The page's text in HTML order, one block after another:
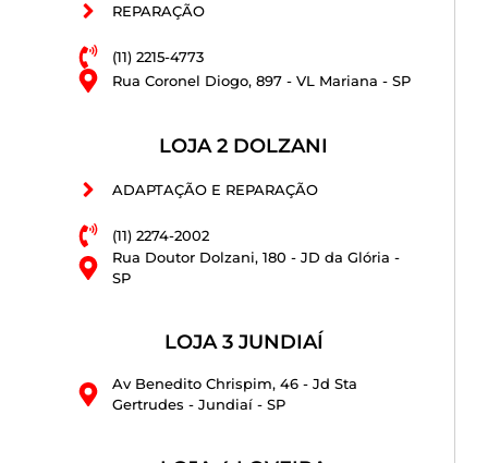
REPARAÇÃO
(11) 2215-4773
Rua Coronel Diogo, 897 - VL Mariana - SP
LOJA 2 DOLZANI
ADAPTAÇÃO E REPARAÇÃO
(11) 2274-2002
Rua Doutor Dolzani, 180 - JD da Glória -
SP
LOJA 3 JUNDIAÍ
Av Benedito Chrispim, 46 - Jd Sta
Gertrudes - Jundiaí - SP